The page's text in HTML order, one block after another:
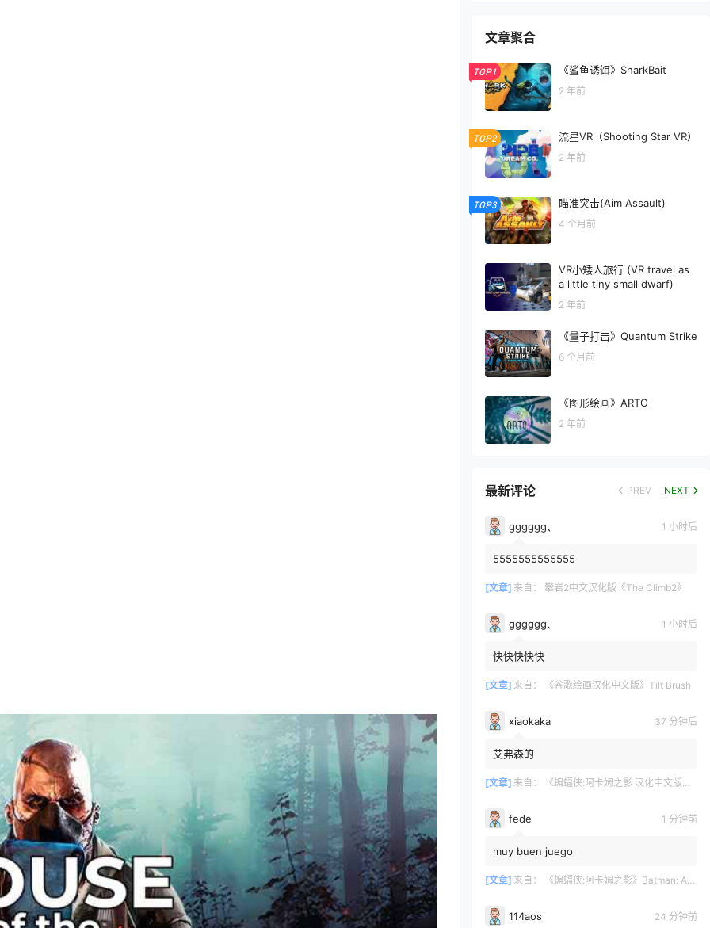
文章聚合
TOP1 《鲨鱼诱饵》SharkBait
2 年前
TOP2 流星VR（Shooting Star VR）
2 年前
TOP3 瞄准突击(Aim Assault)
4 个月前
VR小矮人旅行 (VR travel as
a little tiny small dwarf)
2 年前
《量子打击》Quantum Strike
6 个月前
《图形绘画》ARTO
2 年前
最新评论 PREV NEXT
gggggg、 1 小时后
5555555555555
[文章] 来自： 攀岩2中文汉化版《The Climb2》
gggggg、 1 小时后
快快快快快
[文章] 来自： 《谷歌绘画汉化中文版》Tilt Brush
xiaokaka 37 分钟后
艾弗森的
[文章] 来自： 《蝙蝠侠:阿卡姆之影 汉化中文版》Batman: Arkham Shadow
fede 1 分钟前
muy buen juego
[文章] 来自： 《蝙蝠侠:阿卡姆之影》Batman: Arkham Shadow
114aos 24 分钟前